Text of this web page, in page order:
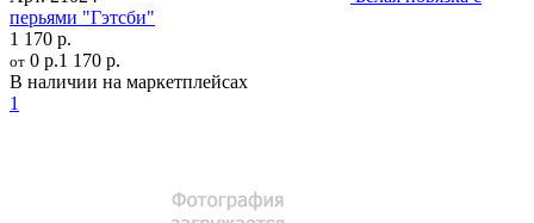
перьями "Гэтсби"
1 170 р.
от 0 р.1 170 р.
В наличии на маркетплейсах
1